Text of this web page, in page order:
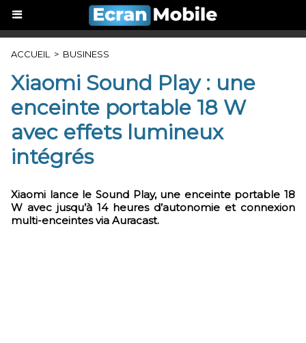
ACCUEIL > BUSINESS
Xiaomi Sound Play : une
enceinte portable 18 W
avec effets lumineux
intégrés
Xiaomi lance le Sound Play, une enceinte portable 18
W avec jusqu’à 14 heures d’autonomie et connexion
multi-enceintes via Auracast.